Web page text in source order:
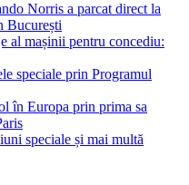
Norris a parcat direct la
București
al mașinii pentru concediu:
speciale prin Programul
în Europa prin prima sa
speciale și mai multă